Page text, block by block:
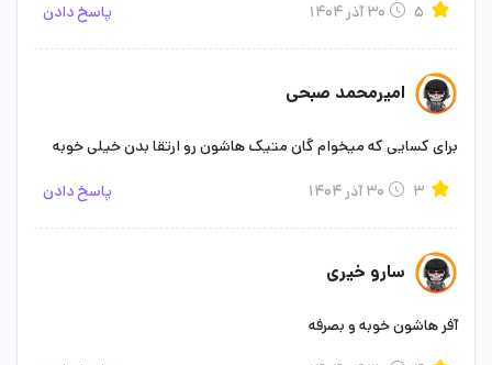
۳۰ آذر ۱۴۰۴ پاسخ دادن
امیرمحمد صبحی
برای کسایی که میخوام گان متیک هاشون رو ارتقا بدن خیلی خوبه
۳۰ آذر ۱۴۰۴ پاسخ دادن
سارو خیری
آفر هاشون خوبه و بصرفه